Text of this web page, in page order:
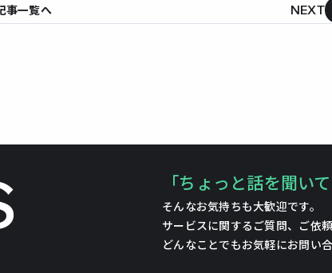
事一覧へ NEXT
「ちょっと話を聞い
そんなお気持ちも大歓迎です。
サービスに関するご質問、ご依
どんなことでもお気軽にお問い